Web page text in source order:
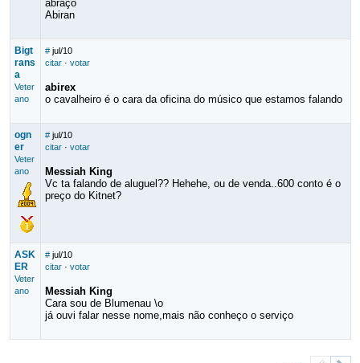
abraço
Abiran
Bigt
rans
a
Veter
ano
# jul/10
citar· votar
abirex
o cavalheiro é o cara da oficina do músico que estamos falando
ogn
er
Veter
ano
# jul/10
citar· votar
Messiah King
Vc ta falando de aluguel?? Hehehe, ou de venda..600 conto é o
preço do Kitnet?
ASK
ER
Veter
ano
# jul/10
citar· votar
Messiah King
Cara sou de Blumenau \o
já ouvi falar nesse nome,mais não conheço o serviço